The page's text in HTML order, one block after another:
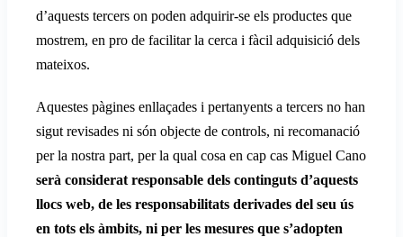
d’aquests tercers on poden adquirir-se els productes que
mostrem, en pro de facilitar la cerca i fàcil adquisició dels
mateixos.
Aquestes pàgines enllaçades i pertanyents a tercers no han
sigut revisades ni són objecte de controls, ni recomanació
per la nostra part, per la qual cosa en cap cas Miguel Cano
serà considerat responsable dels continguts d’aquests
llocs web, de les responsabilitats derivades del seu ús
en tots els àmbits, ni per les mesures que s’adopten